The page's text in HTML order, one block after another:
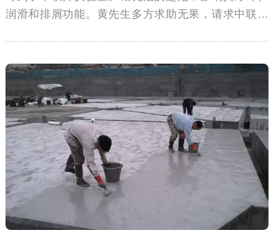
润滑和排屑功能。黄先生多方求助无果，请求中联邦